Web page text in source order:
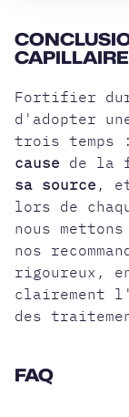
Fortifier
d'adopter
trois temps
cause de
sa source ,
lors de
nous
nos
rigoureux,
clairement
des
FAQ